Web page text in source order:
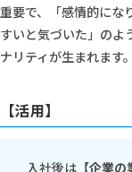
重要で、「感情的にな
すいと気づいた」のよ
ナリティが生まれます。
【活用】
入社後は 【企業